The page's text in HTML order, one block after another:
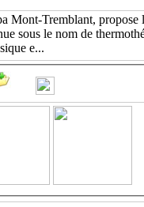
Mont-Tremblant, propose
sous le nom de
e...